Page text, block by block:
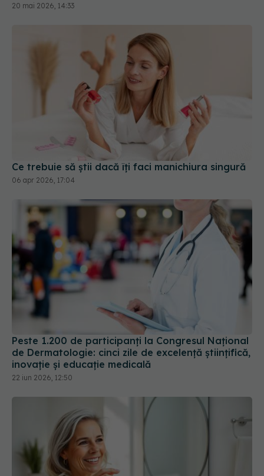
20 mai 2026, 14:33
Ce trebuie să știi dacă îți faci manichiura singură
06 apr 2026, 17:04
Peste 1.200 de participanți la Congresul Național
de Dermatologie: cinci zile de excelență științifică,
inovație și educație medicală
22 iun 2026, 12:50